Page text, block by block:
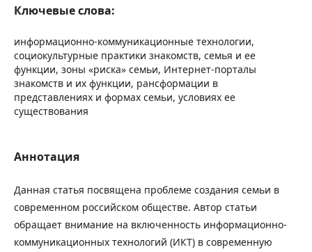
Ключевые слова:
информационно-коммуникационные технологии,
социокультурные практики знакомств, семья и ее
функции, зоны «риска» семьи, Интернет-порталы
знакомств и их функции, рансформации в
представлениях и формах семьи, условиях ее
существования
Аннотация
Данная статья посвящена проблеме создания семьи в
современном российском обществе. Автор статьи
обращает внимание на включенность информационно-
коммуникационных технологий (ИКТ) в современную